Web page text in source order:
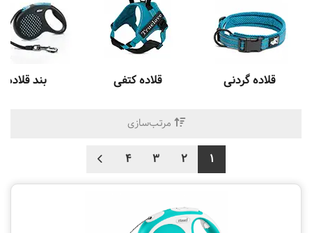
قلاده گردنی قلاده کتفی بند قلاده
مرتب‌سازی
1
2
3
4